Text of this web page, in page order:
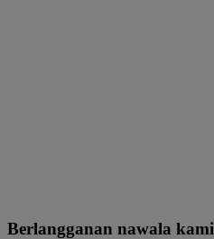
Berlangganan nawala kami